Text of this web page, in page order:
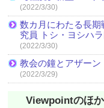
(2022/3/30)
数カ月にわたる長
究員 トシ・ヨシハ
(2022/3/30)
教会の鐘とアザー
(2022/3/29)
Viewpointのほ